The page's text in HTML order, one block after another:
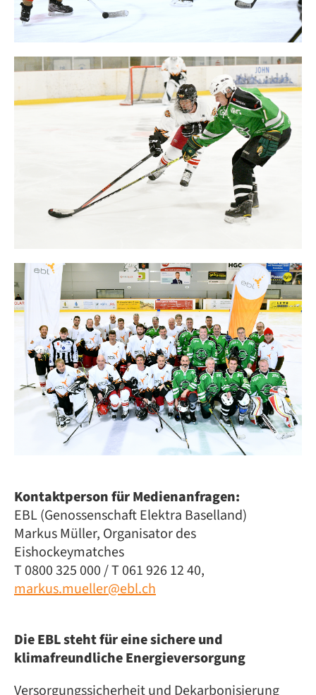
Kontaktperson für Medienanfragen:
EBL (Genossenschaft Elektra Baselland)
Markus Müller, Organisator des
Eishockeymatches
T 0800 325 000 / T 061 926 12 40,
markus.mueller@ebl.ch
Die EBL steht für eine sichere und
klimafreundliche Energieversorgung
Versorgungssicherheit und Dekarbonisierung